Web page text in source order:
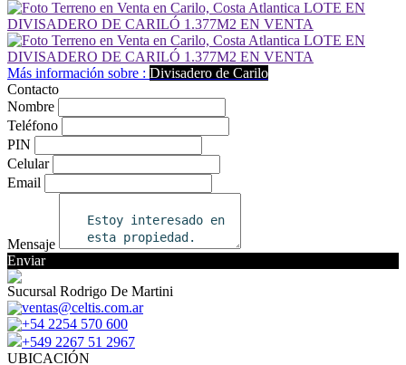
Más información sobre : Divisadero de Carilo
Contacto
Nombre
Teléfono
PIN
Celular
Email
Mensaje
Enviar
Sucursal Rodrigo De Martini
ventas@celtis.com.ar
+54 2254 570 600
+549 2267 51 2967
UBICACIÓN